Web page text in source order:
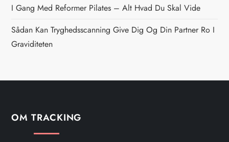
g
a
i
o
I Gang Med Reformer Pilates – Alt Hvad Du Skal Vide
Sådan Kan Tryghedsscanning Give Dig Og Din Partner Ro I
Graviditeten
OM TRACKING